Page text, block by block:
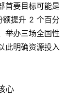
首要目标可能是
额提升 2 个百分
举办三场全国性
此明确资源投入
心